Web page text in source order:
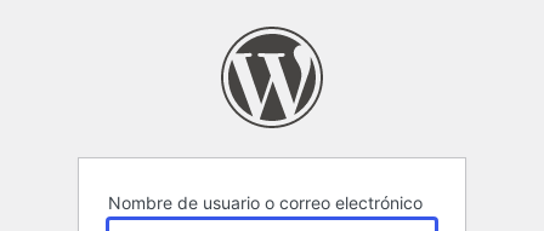
Nombre de usuario o correo electrónico